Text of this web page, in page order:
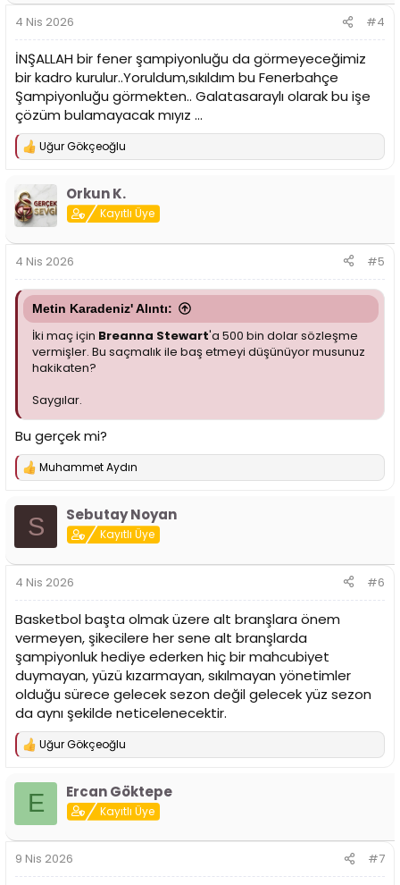
:
4 Nis 2026 #4
İNŞALLAH bir fener şampiyonluğu da görmeyeceğimiz
bir kadro kurulur..Yoruldum,sıkıldım bu Fenerbahçe
Şampiyonluğu görmekten.. Galatasaraylı olarak bu işe
çözüm bulamayacak mıyız …
T
k
i
l
:
Uğur Gökçeoğlu
Orkun K.
Kayıtlı Üye
4 Nis 2026 #5
Metin Karadeniz' Alıntı:
İki maç için Breanna Stewart'a 500 bin dolar sözleşme
vermişler. Bu saçmalık ile baş etmeyi düşünüyor musunuz
hakikaten?
Saygılar.
Bu gerçek mi?
T
p
l
:
Muhammet Aydın
S Sebutay Noyan
Kayıtlı Üye
4 Nis 2026 #6
Basketbol başta olmak üzere alt branşlara önem
vermeyen, şikecilere her sene alt branşlarda
şampiyonluk hediye ederken hiç bir mahcubiyet
duymayan, yüzü kızarmayan, sıkılmayan yönetimler
olduğu sürece gelecek sezon değil gelecek yüz sezon
da aynı şekilde neticelenecektir.
T
Uğur Gökçeoğlu
E Ercan Göktepe
Kayıtlı Üye
9 Nis 2026 #7